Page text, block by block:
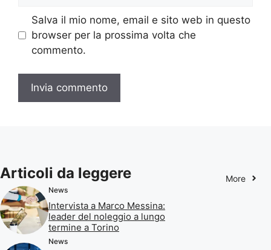
Salva il mio nome, email e sito web in questo
browser per la prossima volta che
commento.
Articoli da leggere More
News
Intervista a Marco Messina:
leader del noleggio a lungo
termine a Torino
News